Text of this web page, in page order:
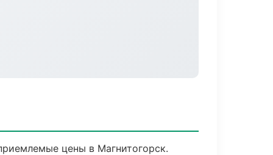
цены в Магнитогорск.